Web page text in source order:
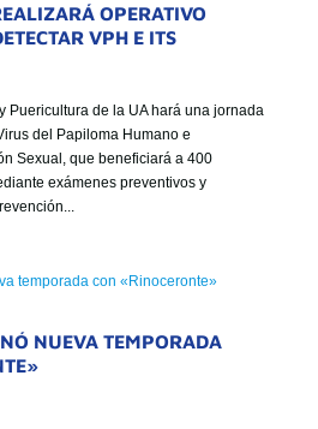
OPERATIVO
VPH E ITS
Puericultura de la UA hará una jornada
del Papiloma Humano e
Sexual, que beneficiará a 400
exámenes preventivos y
NUEVA TEMPORADA